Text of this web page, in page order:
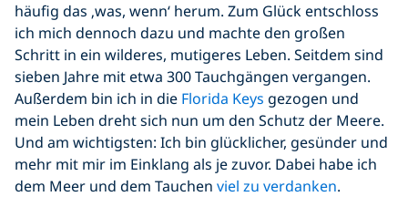
häufig das ‚was, wenn‘ herum. Zum Glück entschloss
ich mich dennoch dazu und machte den großen
Schritt in ein wilderes, mutigeres Leben. Seitdem sind
sieben Jahre mit etwa 300 Tauchgängen vergangen.
Außerdem bin ich in die Florida Keys gezogen und
mein Leben dreht sich nun um den Schutz der Meere.
Und am wichtigsten: Ich bin glücklicher, gesünder und
mehr mit mir im Einklang als je zuvor. Dabei habe ich
dem Meer und dem Tauchen viel zu verdanken.